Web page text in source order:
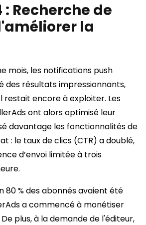
: Recherche de
la
mois, les notifications push
des résultats impressionnants,
restait encore à exploiter. Les
ont alors optimisé leur
davantage les fonctionnalités de
: le taux de clics (CTR) a doublé,
d’envoi limitée à trois
80 % des abonnés avaient été
a commencé à monétiser
plus, à la demande de l'éditeur,